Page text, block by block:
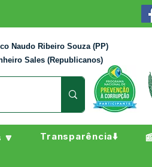
Naudo Ribeiro Souza (PP)
Sales (Republicanos)
Transparência⬇️